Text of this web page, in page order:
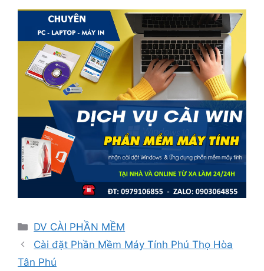
Danh
mục
DV CÀI PHẦN MỀM
Cài đặt Phần Mềm Máy Tính Phú Thọ Hòa
Tân Phú